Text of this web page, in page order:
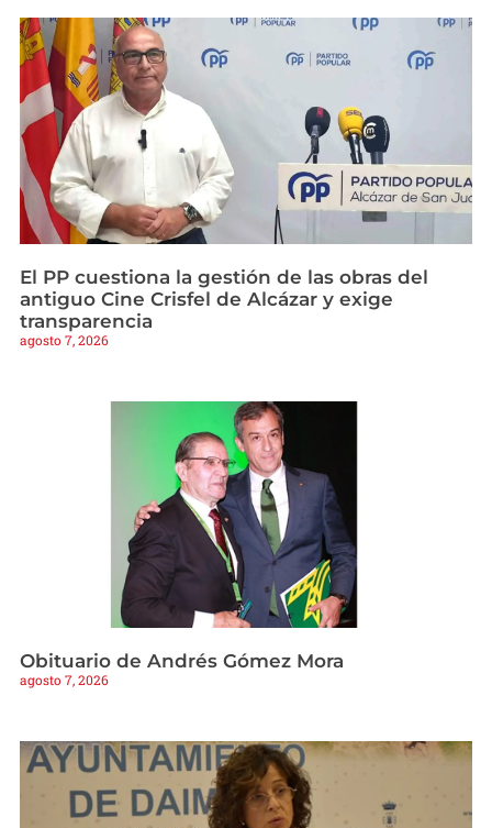
El PP cuestiona la gestión de las obras del
antiguo Cine Crisfel de Alcázar y exige
transparencia
agosto 7, 2026
Obituario de Andrés Gómez Mora
agosto 7, 2026